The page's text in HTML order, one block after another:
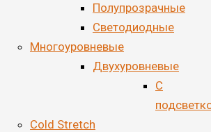
Полупрозрачные
Светодиодные
Многоуровневые
Двухуровневые
С
Cold Stretch